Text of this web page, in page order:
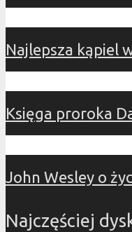
Najlepsza kąpiel
Księga proroka
John Wesley o
Najczęściej